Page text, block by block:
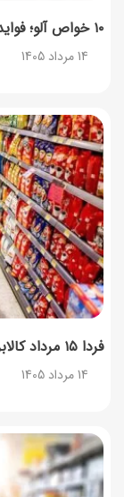
۱۰ خواص آلو؛ فواید شگفت‌انگیز این میوه برای سلامت بدن
14 مرداد 1405
فردا ۱۵ مرداد کالابرگ این افراد واریز می‌شود
14 مرداد 1405